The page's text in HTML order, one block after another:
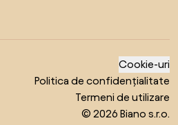
Cookie-uri
Politica de confidențialitate
Termeni de utilizare
© 2026 Biano s.r.o.